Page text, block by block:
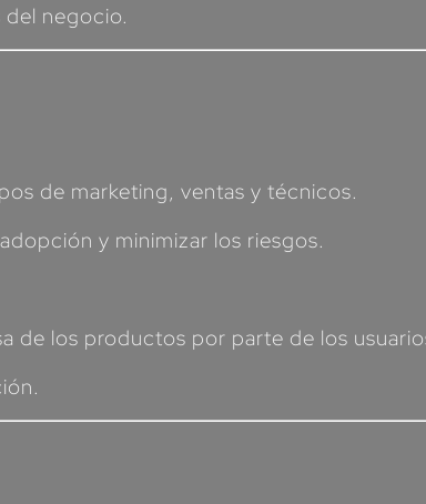
negocio.
de marketing, ventas y técnicos.
y minimizar los riesgos.
de los productos por parte de los